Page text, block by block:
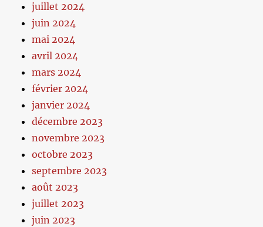
juillet 2024
juin 2024
mai 2024
avril 2024
mars 2024
février 2024
janvier 2024
décembre 2023
novembre 2023
octobre 2023
septembre 2023
août 2023
juillet 2023
juin 2023